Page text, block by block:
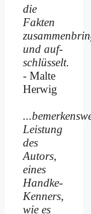
die
Fakten
und auf­
schlüsselt.
- Malte
Herwig
Leistung
des
Autors,
eines
Handke-
Kenners,
wie es